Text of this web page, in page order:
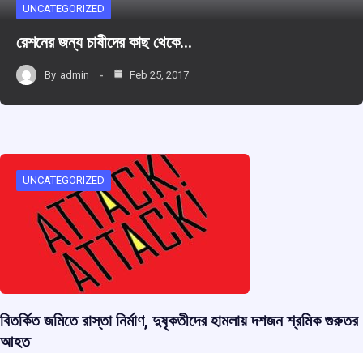
UNCATEGORIZED
রেশনের জন্য চাষীদের কাছ থেকে…
By admin Feb 25, 2017
UNCATEGORIZED
বিতর্কিত জমিতে রাস্তা নির্মাণ, দুষৃকতীদের হামলায় দশজন শ্রমিক গুরুতর
আহত